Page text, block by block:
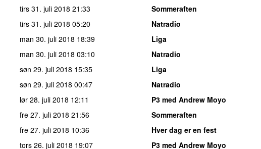
tirs 31. juli 2018 21:33
Sommeraften
tirs 31. juli 2018 05:20
Natradio
man 30. juli 2018 18:39
Liga
man 30. juli 2018 03:10
Natradio
søn 29. juli 2018 15:35
Liga
søn 29. juli 2018 00:47
Natradio
lør 28. juli 2018 12:11
P3 med Andrew Moyo
fre 27. juli 2018 21:56
Sommeraften
fre 27. juli 2018 10:36
Hver dag er en fest
tors 26. juli 2018 19:07
P3 med Andrew Moyo